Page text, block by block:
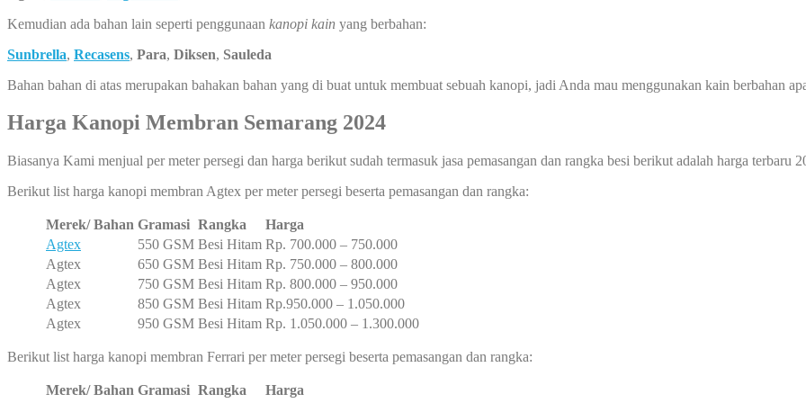
Kemudian ada bahan lain seperti penggunaan kanopi kain yang berbahan:
Sunbrella, Recasens, Para, Diksen, Sauleda
Bahan bahan di atas merupakan bahakan bahan yang di buat untuk membuat sebuah kanopi, jadi Anda mau menggunakan kain berbahan
Harga Kanopi Membran Semarang 2024
Biasanya Kami menjual per meter persegi dan harga berikut sudah termasuk jasa pemasangan dan rangka besi berikut adalah harga terbaru
Berikut list harga kanopi membran Agtex per meter persegi beserta pemasangan dan rangka:
Merek/ Bahan Gramasi Rangka
Harga
Agtex
550 GSM Besi Hitam Rp. 700.000 – 750.000
Agtex
650 GSM Besi Hitam Rp. 750.000 – 800.000
Agtex
750 GSM Besi Hitam Rp. 800.000 – 950.000
Agtex
850 GSM Besi Hitam Rp.950.000 – 1.050.000
Agtex
950 GSM Besi Hitam Rp. 1.050.000 – 1.300.000
Berikut list harga kanopi membran Ferrari per meter persegi beserta pemasangan dan rangka:
Merek/ Bahan Gramasi Rangka
Harga